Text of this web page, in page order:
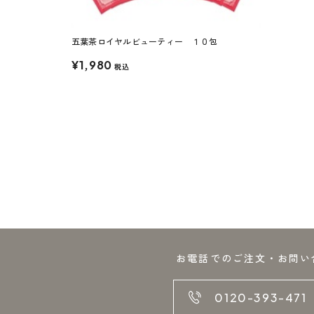
五葉茶ロイヤルビューティー １０包
¥1,980税込
お電話でのご注文・お問い
0120-393-471